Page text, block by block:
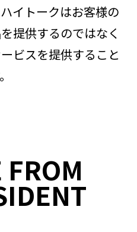
イトークはお客様の
提供するのではなく
ビスを提供すること
FROM